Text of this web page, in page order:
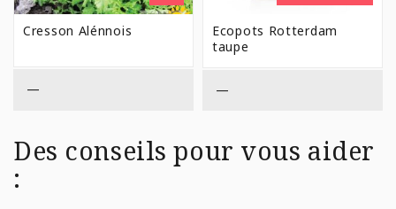
Cresson Alénnois
—
DE
Ecopots Rotterdam
taupe
—
Des conseils pour vous aider
: